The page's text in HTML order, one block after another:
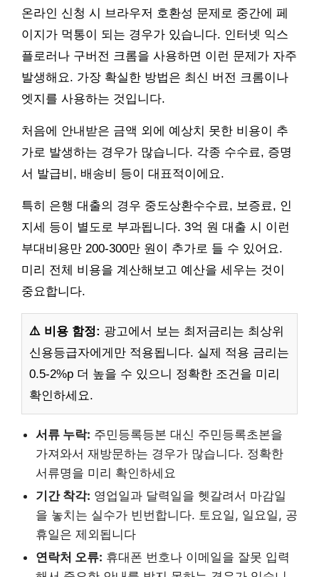
온라인 신청 시 브라우저 호환성 문제로 중간에 페
이지가 먹통이 되는 경우가 있습니다. 인터넷 익스
플로러나 구버전 크롬을 사용하면 이런 문제가 자주
발생해요. 가장 확실한 방법은 최신 버전 크롬이나
엣지를 사용하는 것입니다.
처음에 안내받은 금액 외에 예상치 못한 비용이 추
가로 발생하는 경우가 많습니다. 각종 수수료, 증명
서 발급비, 배송비 등이 대표적이에요.
특히 은행 대출의 경우 중도상환수수료, 보증료, 인
지세 등이 별도로 부과됩니다. 3억 원 대출 시 이런
부대비용만 200-300만 원이 추가로 들 수 있어요.
미리 전체 비용을 계산해보고 예산을 세우는 것이
중요합니다.
⚠️ 비용 함정: 광고에서 보는 최저금리는 최상위
신용등급자에게만 적용됩니다. 실제 적용 금리는
0.5-2%p 더 높을 수 있으니 정확한 조건을 미리
확인하세요.
서류 누락: 주민등록등본 대신 주민등록초본을
가져와서 재방문하는 경우가 많습니다. 정확한
서류명을 미리 확인하세요
기간 착각: 영업일과 달력일을 헷갈려서 마감일
을 놓치는 실수가 빈번합니다. 토요일, 일요일, 공
휴일은 제외됩니다
연락처 오류: 휴대폰 번호나 이메일을 잘못 입력